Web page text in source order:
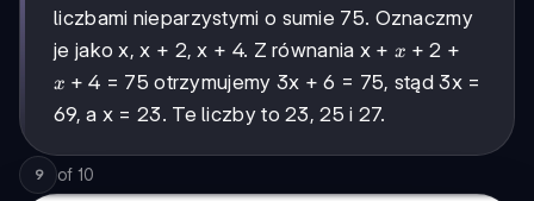
liczbami nieparzystymi o sumie 75. Oznaczmy
je jako x, x + 2, x + 4. Z równania x +x
+
2
x + 2 +
x
+
4
x + 4 = 75 otrzymujemy 3x + 6 = 75, stąd 3x =
69, a x = 23. Te liczby to 23, 25 i 27.
9 of 10